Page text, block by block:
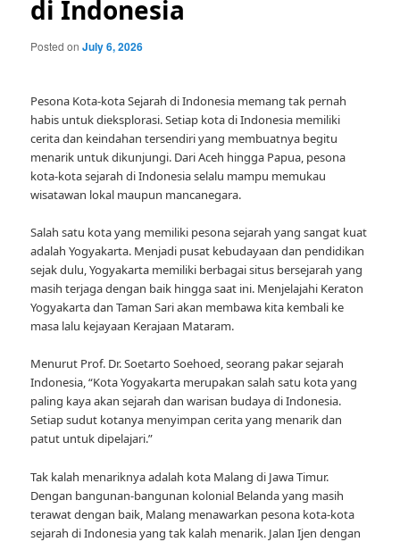
di Indonesia
Posted onJuly 6, 2026
Pesona Kota-kota Sejarah di Indonesia memang tak pernah
habis untuk dieksplorasi. Setiap kota di Indonesia memiliki
cerita dan keindahan tersendiri yang membuatnya begitu
menarik untuk dikunjungi. Dari Aceh hingga Papua, pesona
kota-kota sejarah di Indonesia selalu mampu memukau
wisatawan lokal maupun mancanegara.
Salah satu kota yang memiliki pesona sejarah yang sangat kuat
adalah Yogyakarta. Menjadi pusat kebudayaan dan pendidikan
sejak dulu, Yogyakarta memiliki berbagai situs bersejarah yang
masih terjaga dengan baik hingga saat ini. Menjelajahi Keraton
Yogyakarta dan Taman Sari akan membawa kita kembali ke
masa lalu kejayaan Kerajaan Mataram.
Menurut Prof. Dr. Soetarto Soehoed, seorang pakar sejarah
Indonesia, “Kota Yogyakarta merupakan salah satu kota yang
paling kaya akan sejarah dan warisan budaya di Indonesia.
Setiap sudut kotanya menyimpan cerita yang menarik dan
patut untuk dipelajari.”
Tak kalah menariknya adalah kota Malang di Jawa Timur.
Dengan bangunan-bangunan kolonial Belanda yang masih
terawat dengan baik, Malang menawarkan pesona kota-kota
sejarah di Indonesia yang tak kalah menarik. Jalan Ijen dengan